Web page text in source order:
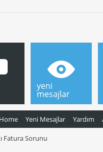
Yeni Mesajlar Yardım
yeni
mesajlar
Fatura Sorunu